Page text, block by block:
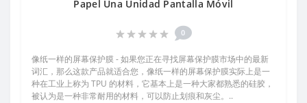
Papel Una Unidad Pantalla Móvil
0
像纸一样的屏幕保护膜 - 如果您正在寻找屏幕保护膜市场中的最新
词汇，那么这款产品就适合您，像纸一样的屏幕保护膜实际上是一
种在工业上称为 TPU 的材料，它基本上是一种大家都熟悉的硅胶，
被认为是一种非常耐用的材料，可以防止划痕和灰尘。..